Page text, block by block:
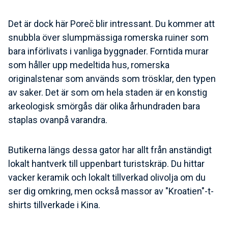
Det är dock här Poreč blir intressant. Du kommer att
snubbla över slumpmässiga romerska ruiner som
bara införlivats i vanliga byggnader. Forntida murar
som håller upp medeltida hus, romerska
originalstenar som används som trösklar, den typen
av saker. Det är som om hela staden är en konstig
arkeologisk smörgås där olika århundraden bara
staplas ovanpå varandra.
Butikerna längs dessa gator har allt från anständigt
lokalt hantverk till uppenbart turistskräp. Du hittar
vacker keramik och lokalt tillverkad olivolja om du
ser dig omkring, men också massor av "Kroatien"-t-
shirts tillverkade i Kina.